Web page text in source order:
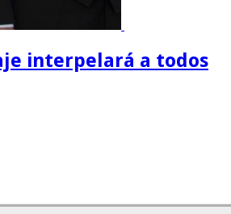
interpelará a todos